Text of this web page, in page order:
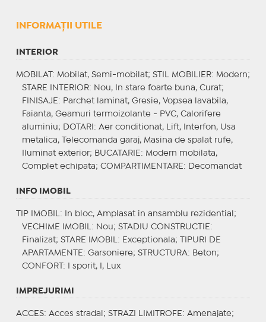
INFORMAŢII UTILE
INTERIOR
MOBILAT : Mobilat, Semi-mobilat; STIL MOBILIER: Modern;
STARE INTERIOR: Nou, In stare foarte buna, Curat;
FINISAJE : Parchet laminat, Gresie, Vopsea lavabila,
Faianta, Geamuri termoizolante - PVC, Calorifere
aluminiu;
DOTARI : Aer conditionat, Lift, Interfon, Usa
metalica, Telecomanda garaj, Masina de spalat rufe,
Iluminat exterior; BUCATARIE : Modern mobilata,
Complet echipata; COMPARTIMENTARE : Decomandat
INFO IMOBIL
TIP IMOBIL : In bloc, Amplasat in ansamblu rezidential;
VECHIME IMOBIL : Nou; STADIU CONSTRUCTIE :
Finalizat; STARE IMOBIL : Exceptionala;
TIPURI DE
APARTAMENTE : Garsoniere; STRUCTURA: Beton;
CONFORT : I sporit, I, Lux
IMPREJURIMI
ACCES: Acces stradal; STRAZI LIMITROFE : Amenajate;